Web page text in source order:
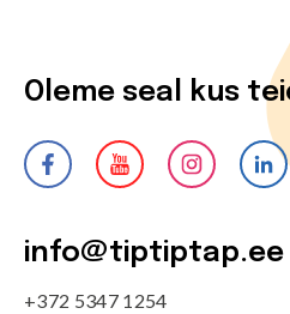
Oleme seal kus
info@tiptiptap.ee
+372 5347 1254